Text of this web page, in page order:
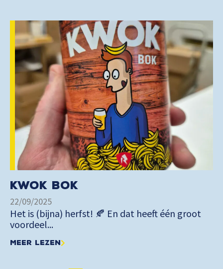
KWOK Bok
22/09/2025
Het is (bijna) herfst! 🍂 En dat heeft één groot
voordeel...
Meer lezen